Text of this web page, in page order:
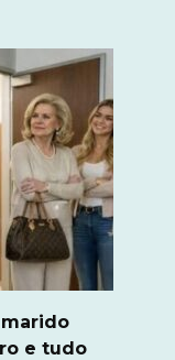
e tudo